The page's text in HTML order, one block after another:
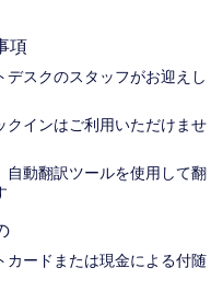
項
スクのスタッフがお迎えし
クインはご利用いただけませ
動翻訳ツールを使用して翻
カードまたは現金による付随